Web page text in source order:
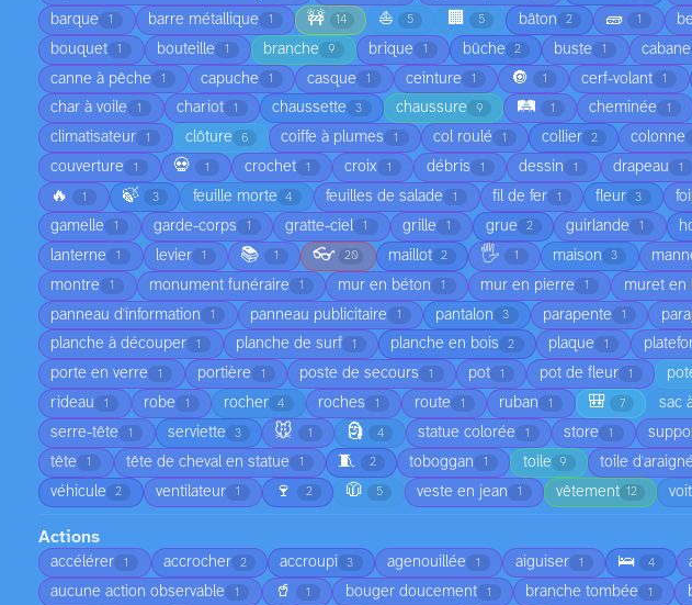
barque 1 barre métallique 1 🚧 14 ⛵ 5 🏢 5 bâton 2 🧱 1
bouquet 1 bouteille 1 branche 9 brique 1 bûche 2 buste 1 cabane
canne à pêche 1 capuche 1 casque 1 ceinture 1 🔘 1 cerf-volant 1
char à voile 1 chariot 1 chaussette 3 chaussure 9 🛤️ 1 cheminée 1
climatisateur 1 clôture 6 coiffe à plumes 1 col roulé 1 collier 2 colonne
couverture 1 💀 1 crochet 1 croix 1 débris 1 dessin 1 drapeau 1
🔥 1 🍃 3 feuille morte 4 feuilles de salade 1 fil de fer 1 fleur 3
gamelle 1 garde-corps 1 gratte-ciel 1 grille 1 grue 2 guirlande 1
lanterne 1 levier 1 📚 1 👓 20 maillot 2 🖐️ 1 maison 3
montre 1 monument funéraire 1 mur en béton 1 mur en pierre 1 muret en
panneau d'information 1 panneau publicitaire 1 pantalon 3 parapente 1
planche à découper 1 planche de surf 1 planche en bois 2 plaque 1
porte en verre 1 portière 1 poste de secours 1 pot 1 pot de fleur 1
rideau 1 robe 1 rocher 4 roches 1 route 1 ruban 1 🎒 7 sac
serre-tête 1 serviette 3 🐭 1 🗿 4 statue colorée 1 store 1
tête 1 tête de cheval en statue 1 🧵 2 toboggan 1 toile 9 toile
véhicule 2 ventilateur 1 🍷 2 🧥 5 veste en jean 1 vêtement 12
Actions
accélérer 1 accrocher 2 accroupi 3 agenouillée 1 aiguiser 1 🛌 4
aucune action observable 1 🥤 1 bouger doucement 1 branche tombée 1